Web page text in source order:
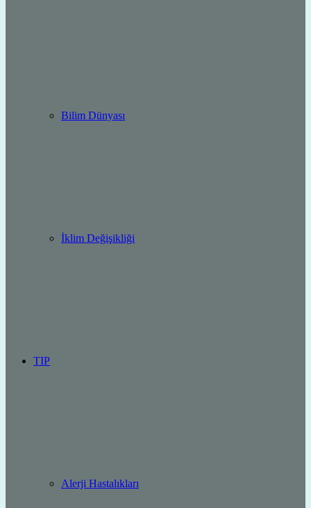
Bilim Dünyası
İklim Değişikliği
TIP
Alerji Hastalıkları